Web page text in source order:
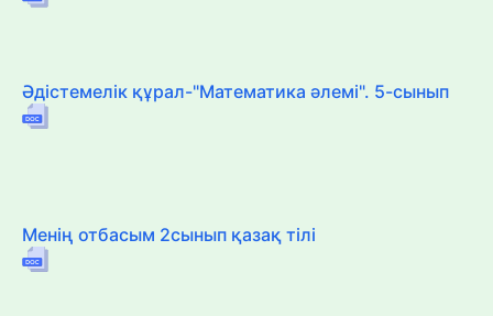
Әдістемелік құрал-"Математика әлемі". 5-сынып
Менің отбасым 2сынып қазақ тілі